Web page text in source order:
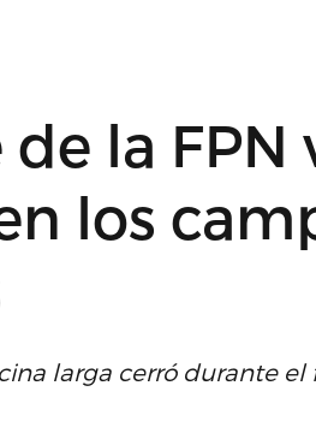
la
los
larga cerró durante